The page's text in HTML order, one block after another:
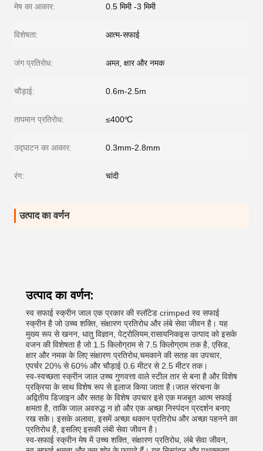
मेष का आकार: 0.5 मिमी -3 मिमी
विशेषता: आत्म-सफाई
जंग प्रतिरोध: अम्ल, क्षार और नमक
चौड़ाई: 0.6m-2.5m
तापमान प्रतिरोध: ≤400℃
उद्घाटन का आकार: 0.3mm-2.8mm
रंग: चांदी
उत्पाद का वर्णन
उत्पाद का वर्णन:
स्व सफाई स्क्रीन जाल एक प्रकार की स्लॉटेड crimped स्व सफाई
स्क्रीन है जो उच्च शक्ति, संक्षारण प्रतिरोध और लंबे सेवा जीवन है। यह
मुख्य रूप से खनन, धातु विज्ञान, पेट्रोलियम,रासायनिकइस उत्पाद को इसके
वजन की विशेषता है जो 1.5 किलोग्राम से 7.5 किलोग्राम तक है, एसिड,
क्षार और नमक के लिए संक्षारण प्रतिरोध,चमकाने की सतह का उपचार,
एपर्चर 20% से 60% और चौड़ाई 0.6 मीटर से 2.5 मीटर तक।
स्व-स्वच्छता स्क्रीन जाल उच्च गुणवत्ता वाले स्टील तार से बना है और विशेष
प्रक्रिया के साथ विशेष रूप से इलाज किया जाता है।जाल संरचना के
अद्वितीय डिजाइन और सतह के विशेष उपचार इसे एक मजबूत आत्म सफाई
क्षमता है, ताकि जाल अवरुद्ध न हो और एक अच्छा निस्पंदन प्रदर्शन बनाए
रख सके। इसके अलावा, इसमें अच्छा थकान प्रतिरोध और अच्छा पहनने का
प्रतिरोध है, इसलिए इसकी लंबी सेवा जीवन है।
स्व-सफाई स्क्रीन मेष में उच्च शक्ति, संक्षारण प्रतिरोध, लंबे सेवा जीवन,